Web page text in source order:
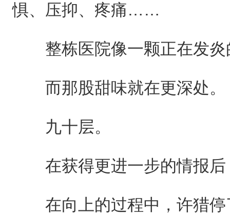
惧、压抑、疼痛……
整栋医院像一颗正在发炎
而那股甜味就在更深处。
九十层。
在获得更进一步的情报后
在向上的过程中，许猎停